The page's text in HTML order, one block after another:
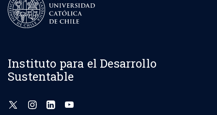
Instituto para el Desarrollo
Sustentable